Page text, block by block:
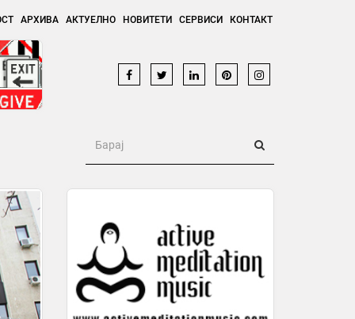
АРХИВА АКТУЕЛНО НОВИТЕТИ СЕРВИСИ КОНТАКТ